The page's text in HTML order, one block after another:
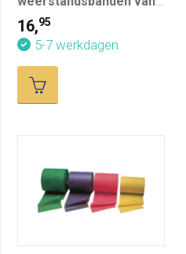
1 meter
16,95
5-7 werkdagen